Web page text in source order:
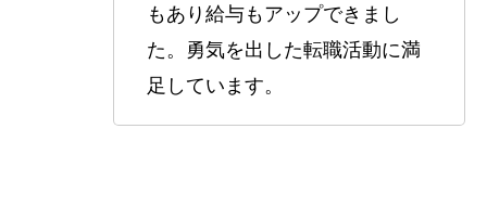
もあり給与もアップできまし
た。勇気を出した転職活動に満
足しています。